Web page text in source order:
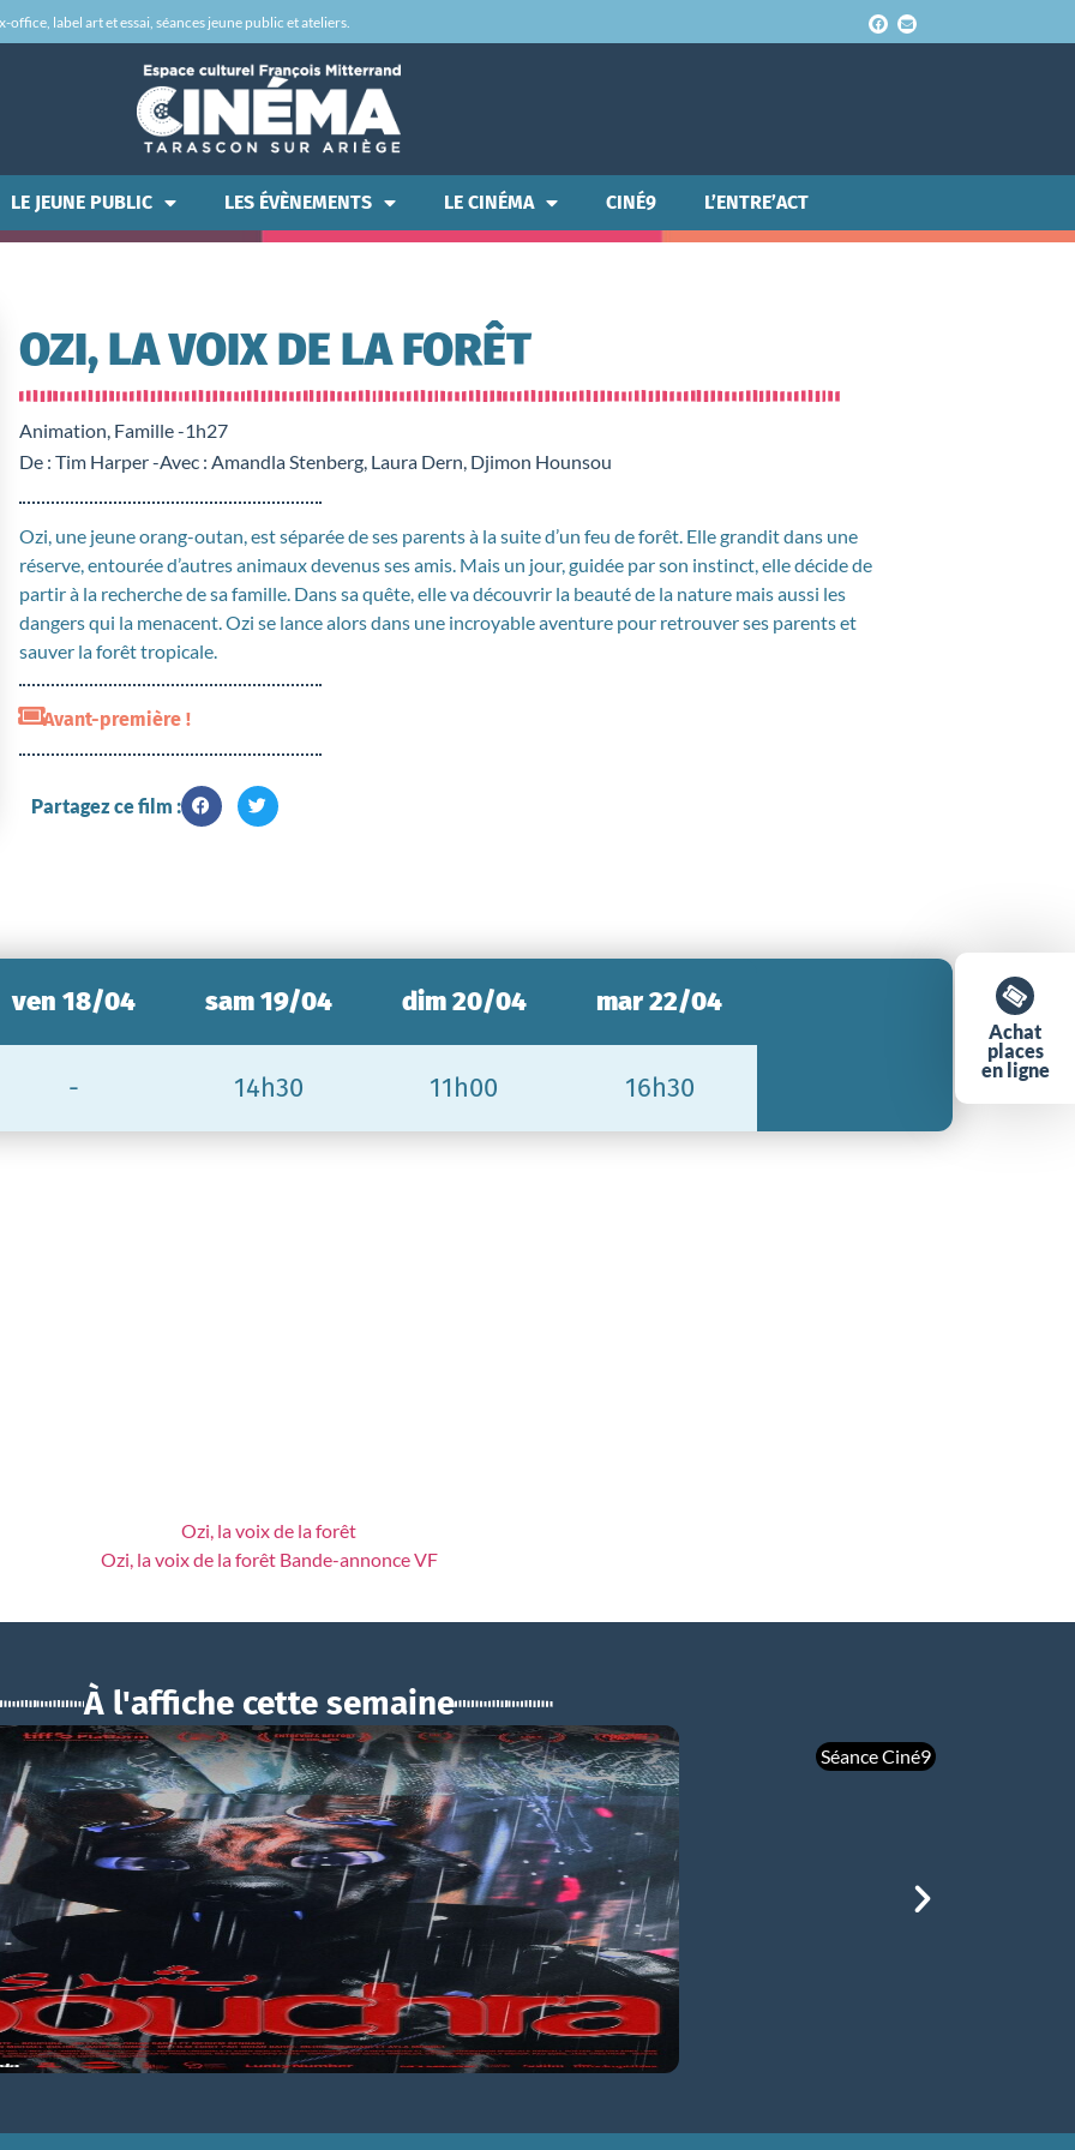
label art et essai, séances jeune public et ateliers.
LE JEUNE PUBLIC LES ÉVÈNEMENTS LE CINÉMA CINÉ9 L’ENTRE’ACT
OZI, LA VOIX DE LA FORÊT
Animation, Famille -1h27
De : Tim Harper -Avec : Amandla Stenberg, Laura Dern, Djimon Hounsou
Ozi, une jeune orang-outan, est séparée de ses parents à la suite d’un feu de forêt. Elle grandit dans une
réserve, entourée d’autres animaux devenus ses amis. Mais un jour, guidée par son instinct, elle décide de
partir à la recherche de sa famille. Dans sa quête, elle va découvrir la beauté de la nature mais aussi les
dangers qui la menacent. Ozi se lance alors dans une incroyable aventure pour retrouver ses parents et
sauver la forêt tropicale.
Avant-première !
Partagez ce film :
Achat
places
en ligne
ven 18/04
-
sam 19/04
14h30
dim 20/04
11h00
mar 22/04
16h30
Ozi, la voix de la forêt
Ozi, la voix de la forêt Bande-annonce VF
À l'affiche cette semaine
Séance Ciné9
BOUCHRA
mer 05/08
21h00